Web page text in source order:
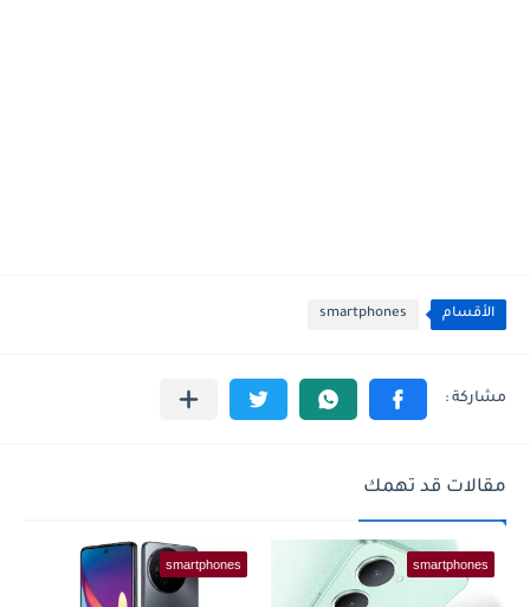
الأقسام smartphones
مقالات قد تهمك
smartphones
smartphones